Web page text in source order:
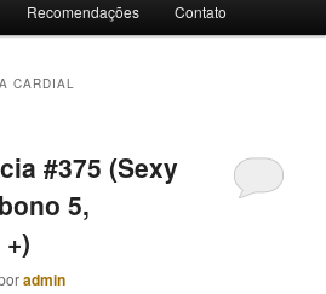
Recomendações Contato
CARDIAL
#375 (Sexy
5,
admin